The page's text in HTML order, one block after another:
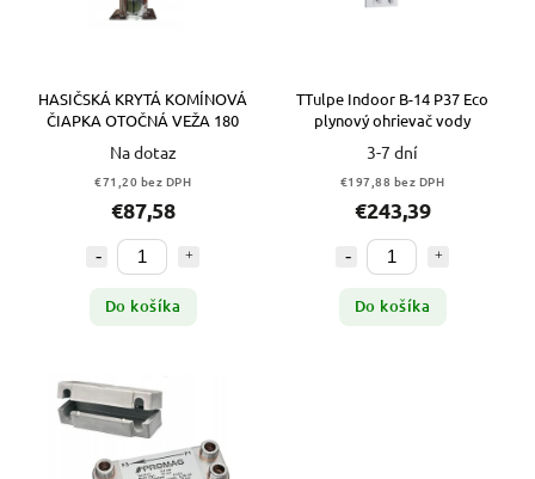
HASIČSKÁ KRYTÁ KOMÍNOVÁ
ČIAPKA OTOČNÁ VEŽA 180
Na dotaz
€71,20 bez DPH
€87,58
Do košíka
TTulpe Indoor B-14 P37 Eco
plynový ohrievač vody
3-7 dní
€197,88 bez DPH
€243,39
Do košíka